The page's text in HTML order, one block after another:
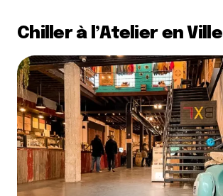
Chiller à l’Atelier en Ville